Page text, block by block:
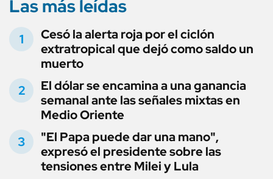
Las más leídas
Cesó la alerta roja por el ciclón
extratropical que dejó como saldo un
muerto
El dólar se encamina a una ganancia
semanal ante las señales mixtas en
Medio Oriente
"El Papa puede dar una mano",
expresó el presidente sobre las
tensiones entre Milei y Lula